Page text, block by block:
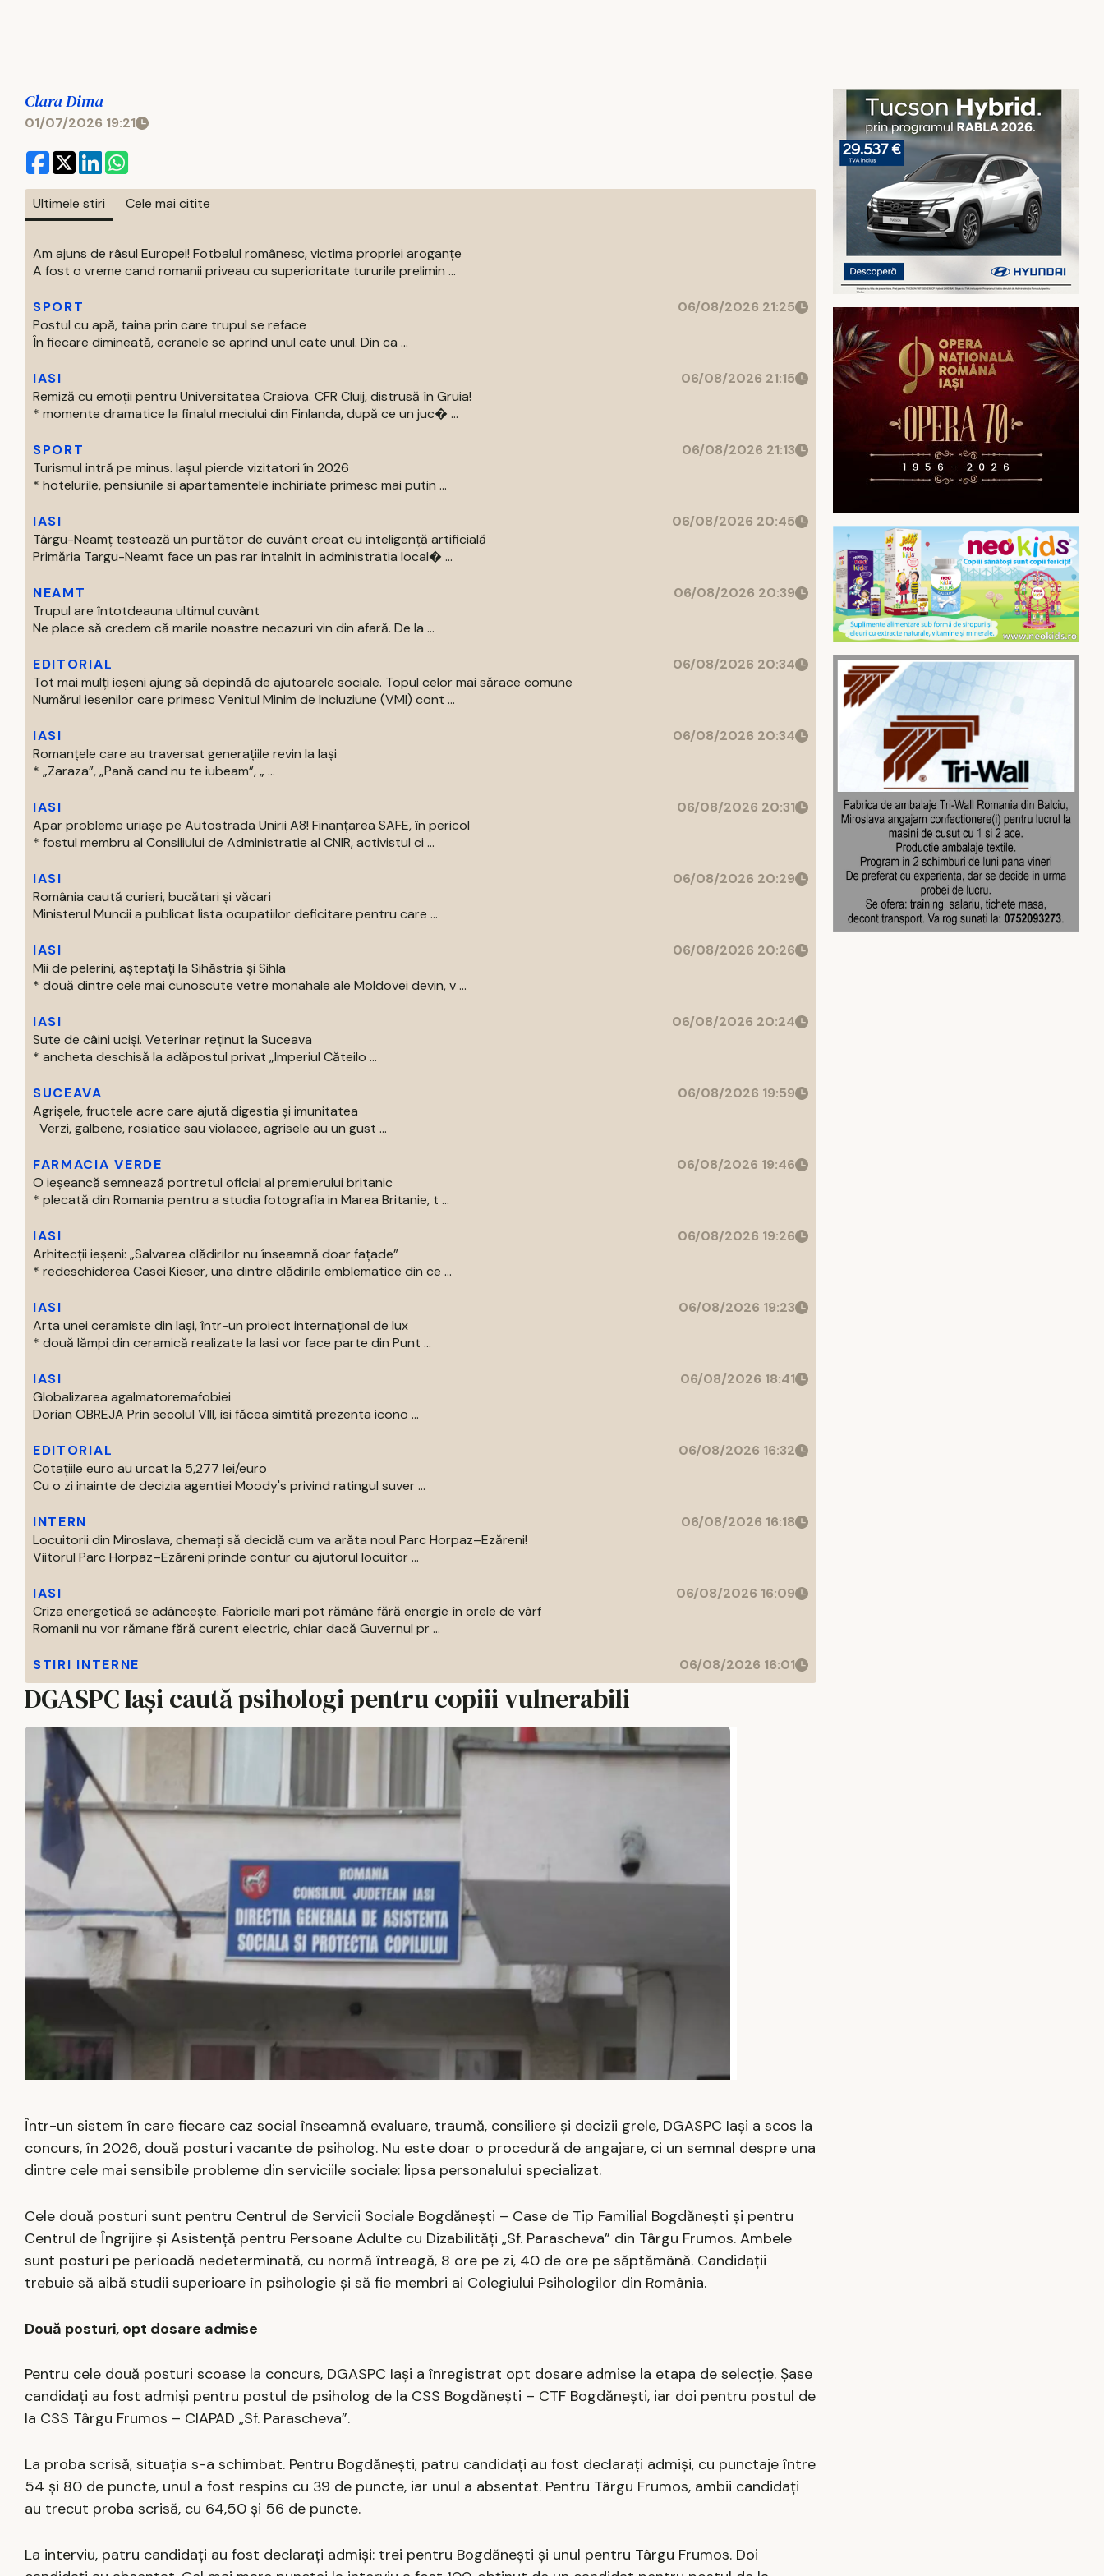
Clara Dima
01/07/2026 19:21
Ultimele stiri Cele mai citite
Am ajuns de râsul Europei! Fotbalul românesc, victima propriei aroganțe
A fost o vreme cand romanii priveau cu superioritate tururile prelimin ...
SPORT
06/08/2026 21:25
Postul cu apă, taina prin care trupul se reface
În fiecare dimineată, ecranele se aprind unul cate unul. Din ca ...
IASI
06/08/2026 21:15
Remiză cu emoții pentru Universitatea Craiova. CFR Cluij, distrusă în Gruia!
* momente dramatice la finalul meciului din Finlanda, după ce un juc� ...
SPORT
06/08/2026 21:13
Turismul intră pe minus. Iașul pierde vizitatori în 2026
* hotelurile, pensiunile si apartamentele inchiriate primesc mai putin ...
IASI
06/08/2026 20:45
Târgu-Neamț testează un purtător de cuvânt creat cu inteligență artificială
Primăria Targu-Neamt face un pas rar intalnit in administratia local� ...
NEAMT
06/08/2026 20:39
Trupul are întotdeauna ultimul cuvânt
Ne place să credem că marile noastre necazuri vin din afară. De la ...
EDITORIAL
06/08/2026 20:34
Tot mai mulți ieșeni ajung să depindă de ajutoarele sociale. Topul celor mai sărace comune
Numărul iesenilor care primesc Venitul Minim de Incluziune (VMI) cont ...
IASI
06/08/2026 20:34
Romanțele care au traversat generațiile revin la Iași
* „Zaraza”, „Pană cand nu te iubeam”, „ ...
IASI
06/08/2026 20:31
Apar probleme uriașe pe Autostrada Unirii A8! Finanțarea SAFE, în pericol
* fostul membru al Consiliului de Administratie al CNIR, activistul ci ...
IASI
06/08/2026 20:29
România caută curieri, bucătari și văcari
Ministerul Muncii a publicat lista ocupatiilor deficitare pentru care ...
IASI
06/08/2026 20:26
Mii de pelerini, așteptați la Sihăstria și Sihla
* două dintre cele mai cunoscute vetre monahale ale Moldovei devin, v ...
IASI
06/08/2026 20:24
Sute de câini uciși. Veterinar reținut la Suceava
* ancheta deschisă la adăpostul privat „Imperiul Căteilo ...
SUCEAVA
06/08/2026 19:59
Agrișele, fructele acre care ajută digestia și imunitatea
Verzi, galbene, rosiatice sau violacee, agrisele au un gust ...
FARMACIA VERDE
06/08/2026 19:46
O ieșeancă semnează portretul oficial al premierului britanic
* plecată din Romania pentru a studia fotografia in Marea Britanie, t ...
IASI
06/08/2026 19:26
Arhitecții ieșeni: „Salvarea clădirilor nu înseamnă doar fațade”
* redeschiderea Casei Kieser, una dintre clădirile emblematice din ce ...
IASI
06/08/2026 19:23
Arta unei ceramiste din Iași, într-un proiect internațional de lux
* două lămpi din ceramică realizate la Iasi vor face parte din Punt ...
IASI
06/08/2026 18:41
Globalizarea agalmatoremafobiei
Dorian OBREJA Prin secolul VIII, isi făcea simtită prezenta icono ...
EDITORIAL
06/08/2026 16:32
Cotațiile euro au urcat la 5,277 lei/euro
Cu o zi inainte de decizia agentiei Moody's privind ratingul suver ...
INTERN
06/08/2026 16:18
Locuitorii din Miroslava, chemați să decidă cum va arăta noul Parc Horpaz–Ezăreni!
Viitorul Parc Horpaz–Ezăreni prinde contur cu ajutorul locuitor ...
IASI
06/08/2026 16:09
Criza energetică se adâncește. Fabricile mari pot rămâne fără energie în orele de vârf
Romanii nu vor rămane fără curent electric, chiar dacă Guvernul pr ...
STIRI INTERNE 06/08/2026 16:01
DGASPC Iași caută psihologi pentru copiii vulnerabili
Într-un sistem în care fiecare caz social înseamnă evaluare, traumă, consiliere și decizii grele, DGASPC Iași a scos la
concurs, în 2026, două posturi vacante de psiholog. Nu este doar o procedură de angajare, ci un semnal despre una
dintre cele mai sensibile probleme din serviciile sociale: lipsa personalului specializat.
Cele două posturi sunt pentru Centrul de Servicii Sociale Bogdănești – Case de Tip Familial Bogdănești și pentru
Centrul de Îngrijire și Asistență pentru Persoane Adulte cu Dizabilități „Sf. Parascheva” din Târgu Frumos. Ambele
sunt posturi pe perioadă nedeterminată, cu normă întreagă, 8 ore pe zi, 40 de ore pe săptămână. Candidații
trebuie să aibă studii superioare în psihologie și să fie membri ai Colegiului Psihologilor din România.
Două posturi, opt dosare admise
Pentru cele două posturi scoase la concurs, DGASPC Iași a înregistrat opt dosare admise la etapa de selecție. Șase
candidați au fost admiși pentru postul de psiholog de la CSS Bogdănești – CTF Bogdănești, iar doi pentru postul de
la CSS Târgu Frumos – CIAPAD „Sf. Parascheva”.
La proba scrisă, situația s-a schimbat. Pentru Bogdănești, patru candidați au fost declarați admiși, cu punctaje între
54 și 80 de puncte, unul a fost respins cu 39 de puncte, iar unul a absentat. Pentru Târgu Frumos, ambii candidați
au trecut proba scrisă, cu 64,50 și 56 de puncte.
La interviu, patru candidați au fost declarați admiși: trei pentru Bogdănești și unul pentru Târgu Frumos. Doi